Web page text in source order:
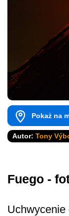
Pokaż na
Autor: Tony
Fuego -
Uchwycenie